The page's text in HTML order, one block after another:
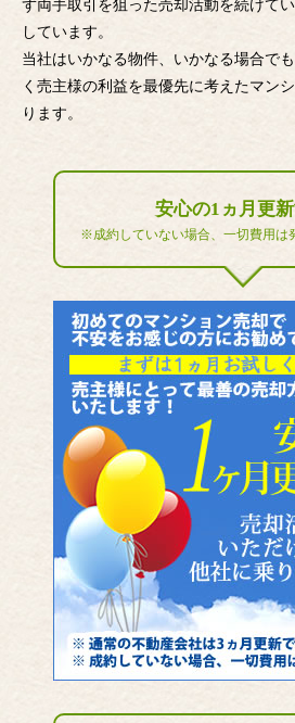
ず両手取引を狙った売却活動を続けて
しています。
当社はいかなる物件、いかなる場合で
く売主様の利益を最優先に考えたマン
ります。
安心の1ヵ月更
※成約していない場合、一切費用は